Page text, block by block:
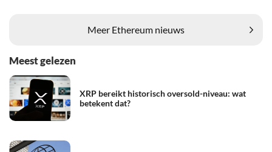
Meer Ethereum nieuws
Meest gelezen
XRP bereikt historisch oversold-niveau: wat
betekent dat?